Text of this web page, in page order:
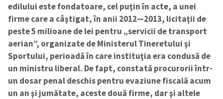
edilului este fondatoare, cel puţin în acte, a unei
firme care a câştigat, în anii 2012—2013, licitaţii de
peste 5 milioane de lei pentru „servicii de transport
aerian”, organizate de Ministerul Tineretului şi
Sportului, perioadă în care instituţia era condusă de
un ministru liberal. De fapt, constată procurorii într-
un dosar penal deschis pentru evaziune fiscală acum
un an şi jumătate, aceste două firme, dar şi altele